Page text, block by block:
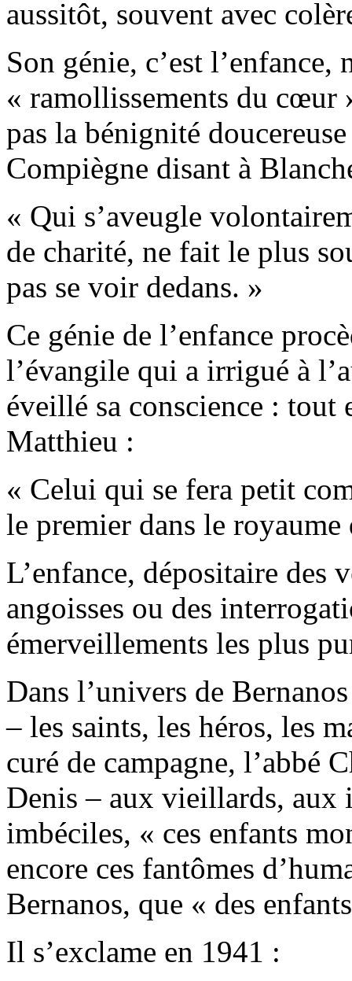
aussitôt, souvent avec
Son génie, c’est
« ramollissements du cœur
pas la bénignité
Compiègne disant à
« Qui s’aveugle
de charité, ne fait le plus
pas se voir dedans. »
Ce génie de l’enfance
l’évangile qui a irrigué à
éveillé sa conscience : tout
Matthieu :
« Celui qui se fera petit
le premier dans le royaume
L’enfance, dépositaire des
angoisses ou des
émerveillements les plus
Dans l’univers de
– les saints, les héros, les
curé de campagne, l’abbé
Denis – aux vieillards, aux
imbéciles, « ces enfants
encore ces fantômes
Bernanos, que « des
Il s’exclame en 1941 :